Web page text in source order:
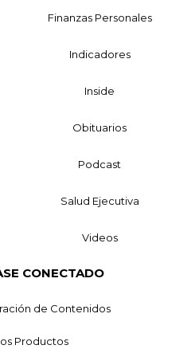
Finanzas Personales
Indicadores
Inside
Obituarios
Podcast
Salud Ejecutiva
Videos
CONECTADO
de Contenidos
Productos